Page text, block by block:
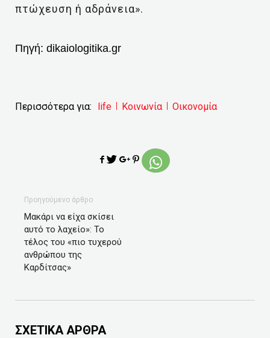
πτώχευση ή αδράνεια».
Πηγή: dikaiologitika.gr
Περισσότερα για: life Κοινωνία Οικονομία
Προηγούμενο άρθρο
Μακάρι να είχα σκίσει
αυτό το λαχείο»: Το
τέλος του «πιο τυχερού
ανθρώπου της
Καρδίτσας»
ΣΧΕΤΙΚΑ ΑΡΘΡΑ